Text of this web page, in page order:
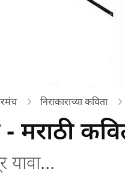
निराकाराच्या कविता
- मराठी
यावा...